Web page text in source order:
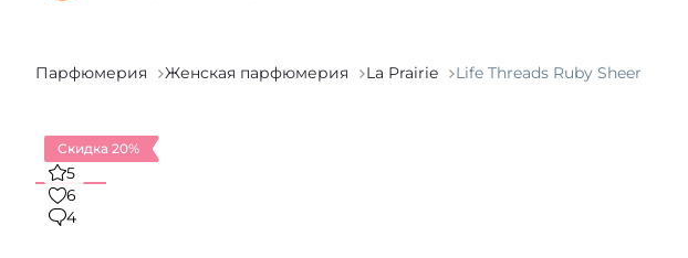
Парфюмерия Женская парфюмерия La Prairie Life Threads Ruby Sheer
Скидка 20%
5
6
4